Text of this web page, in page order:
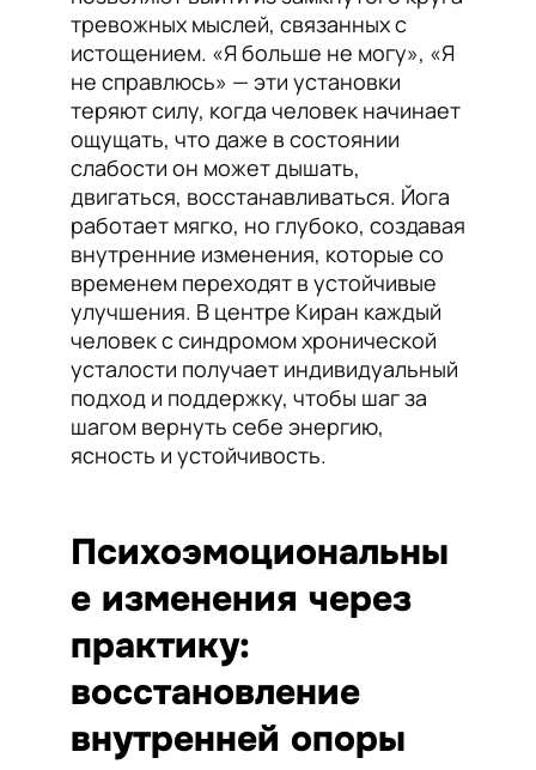
тревожных мыслей, связанных с
истощением. «Я больше не могу», «Я
не справлюсь» — эти установки
теряют силу, когда человек начинает
ощущать, что даже в состоянии
слабости он может дышать,
двигаться, восстанавливаться. Йога
работает мягко, но глубоко, создавая
внутренние изменения, которые со
временем переходят в устойчивые
улучшения. В центре Киран каждый
человек с синдромом хронической
усталости получает индивидуальный
подход и поддержку, чтобы шаг за
шагом вернуть себе энергию,
ясность и устойчивость.
Психоэмоциональны
е изменения через
практику:
восстановление
внутренней опоры